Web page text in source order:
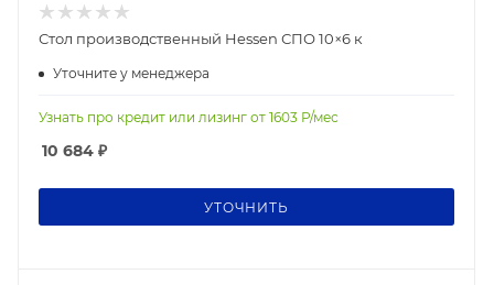
Стол производственный Hessen СПО 10×6 к
Уточните у менеджера
Узнать про кредит или лизинг от 1603 Р/мес
10 684 ₽
УТОЧНИТЬ